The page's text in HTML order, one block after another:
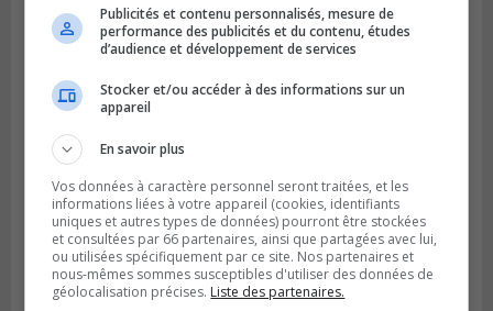
VIEUX-LONGUEUIL
Publicités et contenu personnalisés, mesure de
performance des publicités et du contenu, études
d’audience et développement de services
Stocker et/ou accéder à des informations sur un
appareil
En savoir plus
Vos données à caractère personnel seront traitées, et les
informations liées à votre appareil (cookies, identifiants
uniques et autres types de données) pourront être stockées
et consultées par 66 partenaires, ainsi que partagées avec lui,
ou utilisées spécifiquement par ce site. Nos partenaires et
nous-mêmes sommes susceptibles d'utiliser des données de
géolocalisation précises. Liste des partenaires.